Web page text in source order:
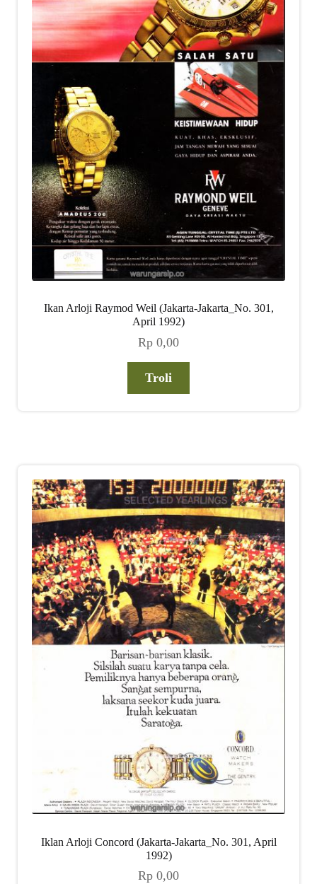
Ikan Arloji Raymod Weil (Jakarta-Jakarta_No. 301,
April 1992)
Rp 0,00
Troli
Iklan Arloji Concord (Jakarta-Jakarta_No. 301, April
1992)
Rp 0,00